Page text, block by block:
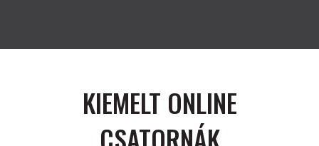
KIEMELT ONLINE